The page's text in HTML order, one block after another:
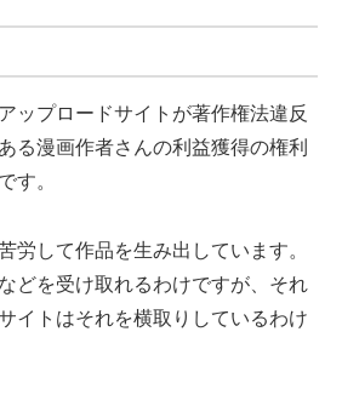
ップロードサイトが著作権法違反
る漫画作者さんの利益獲得の権利
す。
労して作品を生み出しています。
どを受け取れるわけですが、それ
イトはそれを横取りしているわけ